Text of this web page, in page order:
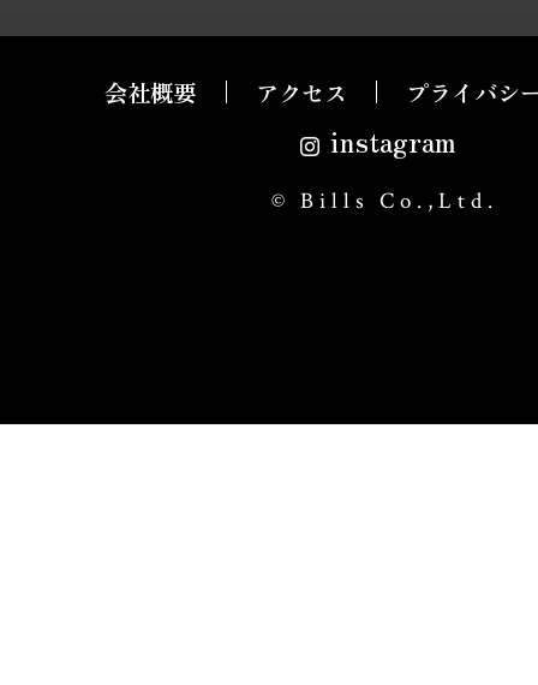
会社概要 アクセス プライバシ
instagram
© Bills Co.,Ltd.